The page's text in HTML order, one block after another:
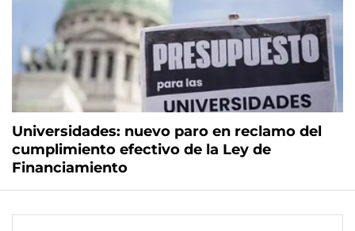
Universidades: nuevo paro en reclamo del
cumplimiento efectivo de la Ley de
Financiamiento